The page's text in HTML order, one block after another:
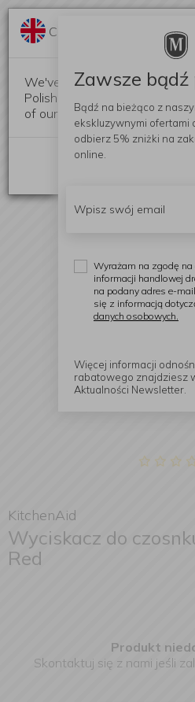
KitchenAid
Wyciskacz do
Red
Produkt
Skontaktuj się z nami jeśli
Change language?
We've detected that your
Polish. Would you like to
of our website?
Zawsze
Bądź na bieżąco z
ekskluzywnymi ofertami
odbierz 5% zniżki na
online.
Wyrażam na zgodę
informacji handlowej
na podany adres e-
się z informacją
danych osobowych.
Więcej informacji
rabatowego znajdziesz
Aktualności Newsletter.